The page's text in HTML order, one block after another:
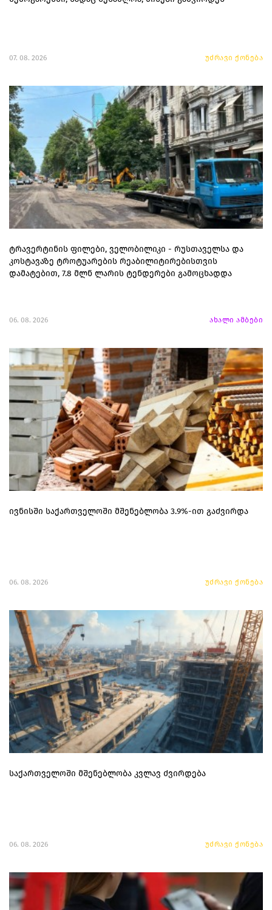
07. 08. 2026 უძრავი ქონება
ტრავერტინის ფილები, ველობილიკი - რუსთაველსა და
კოსტავაზე ტროტუარების რეაბილიტირებისთვის
დამატებით, 7.8 მლნ ლარის ტენდერები გამოცხადდა
06. 08. 2026 ახალი ამბები
ივნისში საქართველოში მშენებლობა 3.9%-ით გაძვირდა
06. 08. 2026 უძრავი ქონება
საქართველოში მშენებლობა კვლავ ძვირდება
06. 08. 2026 უძრავი ქონება